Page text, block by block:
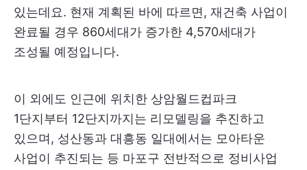
있는데요. 현재 계획된 바에 따르면, 재건축 사업이
완료될 경우 860세대가 증가한 4,570세대가
조성될 예정입니다.
이 외에도 인근에 위치한 상암월드컵파크
1단지부터 12단지까지는 리모델링을 추진하고
있으며, 성산동과 대흥동 일대에서는 모아타운
사업이 추진되는 등 마포구 전반적으로 정비사업